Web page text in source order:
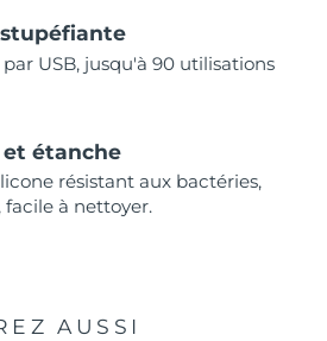
USB, jusqu'à 90 utilisations
étanche
résistant aux bactéries,
facile à nettoyer.
AUSSI